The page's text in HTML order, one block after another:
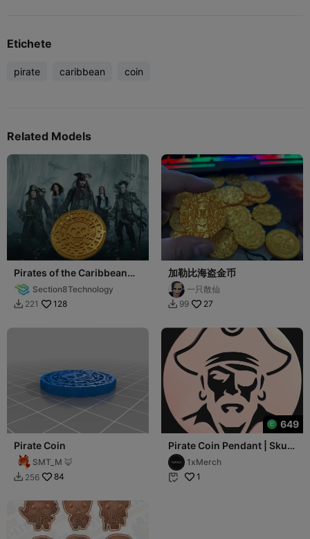
Etichete
pirate caribbean coin
Related Models
Pirates of the Caribbean
CoinSection8Technology
 221 128
加勒比海盗金币
一只散仙
 99 27
Pirate Coin
SMT_M 🦊
 256 84
649
Pirate Coin Pendant | Skull
Captain Medallion STL
1xMerch
 1